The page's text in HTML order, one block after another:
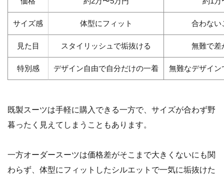
サイズ感 体型にフィット 合わない
見た目 スタイリッシュで垢抜ける 無難で差
特別感 デザイン自由で自分だけの一着 無難なデザイ
既製スーツは手軽に購入できる一方で、サイズが合わず野
暮ったく見えてしまうこともあります。
一方オーダースーツは価格差がそこまで大きくないにも関
わらず、体型にフィットしたシルエットで一気に垢抜けた